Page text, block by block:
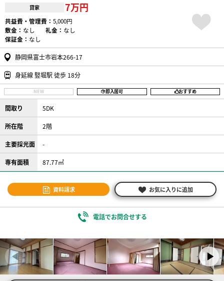
貸家 7万円
共益費・管理費： 5,000円
敷金： なし 礼金： なし
保証金： なし
静岡県富士市岩本266-17
身延線 竪堀駅 徒歩 18分
NEW 即入居可 おすすめ
間取り 5DK
所在階 2階
主要採光面 -
専有面積 87.77㎡
資料請求 お気に入りに追加
電話でお問合せする